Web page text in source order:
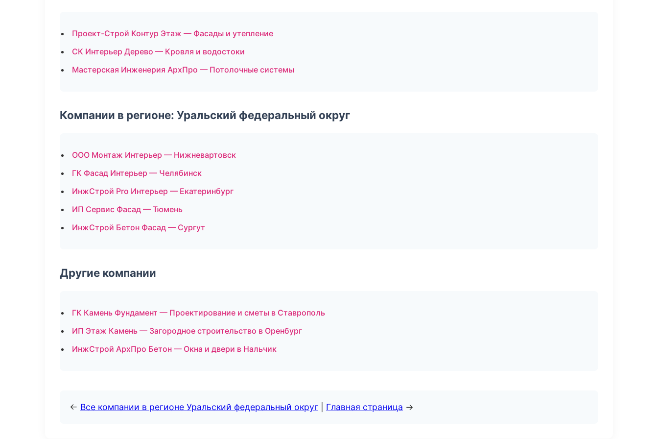
Проект-Строй Контур Этаж — Фасады и утепление
СК Интерьер Дерево — Кровля и водостоки
Мастерская Инженерия АрхПро — Потолочные системы
Компании в регионе: Уральский федеральный округ
ООО Монтаж Интерьер — Нижневартовск
ГК Фасад Интерьер — Челябинск
ИнжСтрой Pro Интерьер — Екатеринбург
ИП Сервис Фасад — Тюмень
ИнжСтрой Бетон Фасад — Сургут
Другие компании
ГК Камень Фундамент — Проектирование и сметы в Ставрополь
ИП Этаж Камень — Загородное строительство в Оренбург
ИнжСтрой АрхПро Бетон — Окна и двери в Нальчик
← Все компании в регионе Уральский федеральный округ Главная страница →